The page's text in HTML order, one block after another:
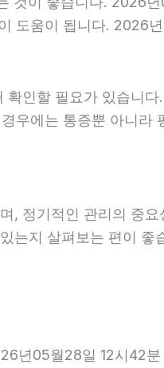
도움이 됩니다. 2026
인할 필요가 있습니
우에는 통증뿐 아니라
, 정기적인 관리의 중
는지 살펴보는 편이
년05월28일 12시42